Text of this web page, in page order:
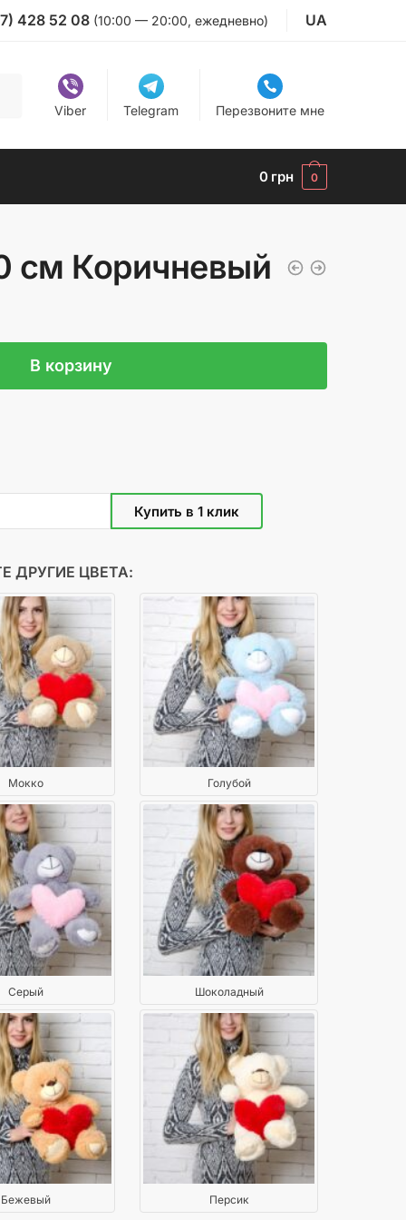
428 52 08 (10:00 — 20:00, ежедневно) UA
Viber Telegram Перезвоните мне
0 грн 0
см Коричневый
В корзину
ДРУГИЕ ЦВЕТА:
Мокко Голубой
Серый Шоколадный
Бежевый Персик